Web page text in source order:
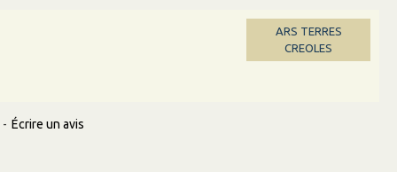
ARS TERRES
CREOLES
- Écrire un avis